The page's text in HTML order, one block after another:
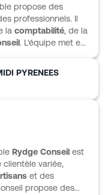
propose des
professionnels. Il
la comptabilité, de la
. L'équipe met en
optimiser la gestion
les clients dans
PYRENEES
Rydge Conseil est
clientèle variée,
et des
propose des